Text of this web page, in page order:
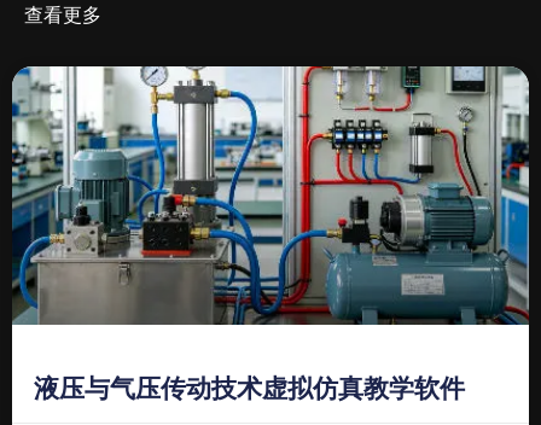
查看更多
液压与气压传动技术虚拟仿真教学软件